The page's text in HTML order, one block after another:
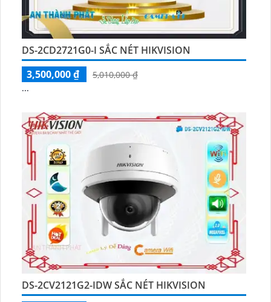
DS-2CD2721G0-I SẮC NÉT HIKVISION
3,500,000 ₫
5,010,000 ₫
...
DS-2CV2121G2-IDW SẮC NÉT HIKVISION